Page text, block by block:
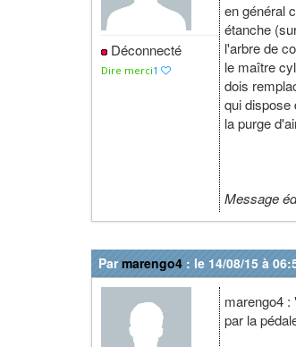
Déconnecté
Dire merci1
en général
étanche
l'arbre de
le maître
dois
qui dispose
la purge
Message
Parmarengo4 : le 14/08/15 à
marengo4 :
par la